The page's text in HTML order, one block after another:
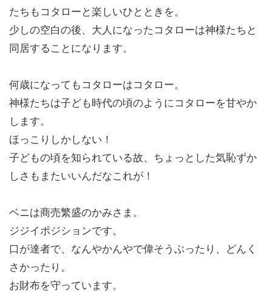
たちもコタローと楽しいひとときを。
少しの空白の後、大人になったコタローは神様たちと
同居することになります。
何歳になってもコタローはコタロー。
神様たちは子ども時代の頃のようにコタローを甘やか
します。
ほっこりしかしない！
子どもの頃を知られている故、ちょっとした気恥ずか
しさもまたいいんだなこれが！
ベニは商売繁盛のかみさま。
ジジイポジションです。
口が達者で、なんやかんやで偉そうぶったり、どんく
さかったり。
お財布を守っています。